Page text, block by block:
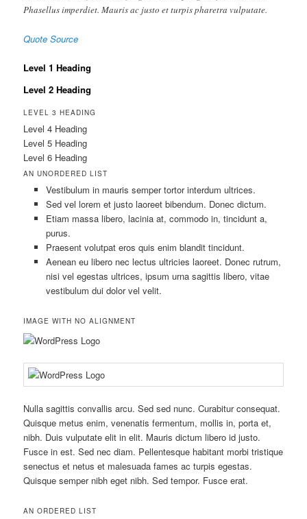
Phasellus imperdiet. Mauris ac justo et turpis pharetra vulputate.
Quote Source
Level 1 Heading
Level 2 Heading
LEVEL 3 HEADING
Level 4 Heading
Level 5 Heading
Level 6 Heading
AN UNORDERED LIST
Vestibulum in mauris semper tortor interdum ultrices.
Sed vel lorem et justo laoreet bibendum. Donec dictum.
Etiam massa libero, lacinia at, commodo in, tincidunt a,
purus.
Praesent volutpat eros quis enim blandit tincidunt.
Aenean eu libero nec lectus ultricies laoreet. Donec rutrum,
nisi vel egestas ultrices, ipsum urna sagittis libero, vitae
vestibulum dui dolor vel velit.
IMAGE WITH NO ALIGNMENT
Nulla sagittis convallis arcu. Sed sed nunc. Curabitur consequat.
Quisque metus enim, venenatis fermentum, mollis in, porta et,
nibh. Duis vulputate elit in elit. Mauris dictum libero id justo.
Fusce in est. Sed nec diam. Pellentesque habitant morbi tristique
senectus et netus et malesuada fames ac turpis egestas.
Quisque semper nibh eget nibh. Sed tempor. Fusce erat.
AN ORDERED LIST